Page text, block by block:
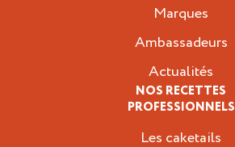
Marques
Ambassadeurs
Actualités
NOS RECETTES
PROFESSIONNELS
Les caketails